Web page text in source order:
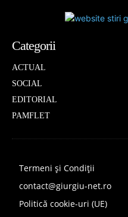
Categorii
ACTUAL
SOCIAL
EDITORIAL
PAMFLET
Termeni și Condiții
contact@giurgiu-net.ro
Politică cookie-uri (UE)